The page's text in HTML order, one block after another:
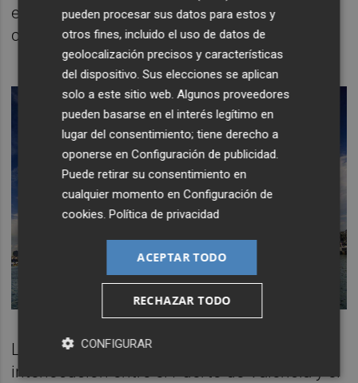
entidad que gestione la Marina de forma
correcta", ha destacado María José Catalá.
La alcaldesa ha asegurado que "la
interlocución entre el Puerto de València y el
pueden procesar sus datos para estos y
otros fines, incluido el uso de datos de
geolocalización precisos y características
del dispositivo. Sus elecciones se aplican
solo a este sitio web. Algunos proveedores
pueden basarse en el interés legítimo en
lugar del consentimiento; tiene derecho a
oponerse enConfiguración de publicidad
Puede retirar su consentimiento en
cualquier momento enConfiguración de
cookies .Política de privacidad
ACEPTAR TODO
RECHAZAR TODO
CONFIGURAR